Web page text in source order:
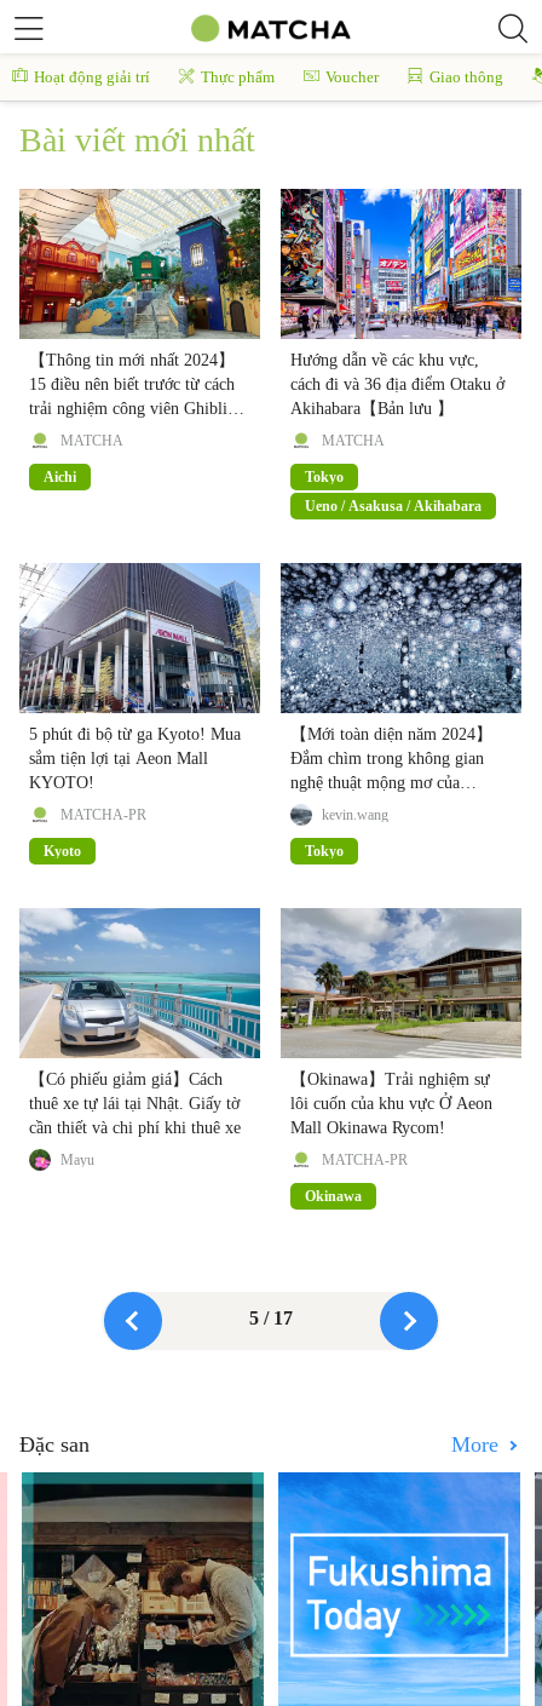
Hoạt động giải trí Thực phẩm Voucher Giao thông
Bài viết mới nhất
【Thông tin mới nhất 2024】
15 điều nên biết trước từ cách
trải nghiệm công viên Ghibli
cho đến vé, cách đi, cách thăm
MATCHA
Aichi
Hướng dẫn về các khu vực,
cách đi và 36 địa điểm Otaku ở
Akihabara【Bản lưu 】
MATCHA
Tokyo
Ueno / Asakusa / Akihabara
5 phút đi bộ từ ga Kyoto! Mua
sắm tiện lợi tại Aeon Mall
KYOTO!
MATCHA-PR
Kyoto
【Mới toàn diện năm 2024】
Đắm chìm trong không gian
nghệ thuật mộng mơ của
"teamLab borderless"
kevin.wang
Tokyo
【Có phiếu giảm giá】Cách
thuê xe tự lái tại Nhật. Giấy tờ
cần thiết và chi phí khi thuê xe
Mayu
【Okinawa】Trải nghiệm sự
lôi cuốn của khu vực Ở Aeon
Mall Okinawa Rycom!
MATCHA-PR
Okinawa
5 / 17
Đặc san More